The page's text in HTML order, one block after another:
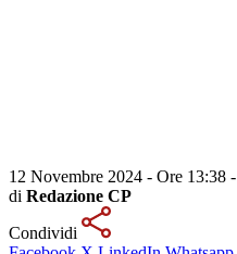
12 Novembre 2024 - Ore 13:38 -
di Redazione CP
Condividi